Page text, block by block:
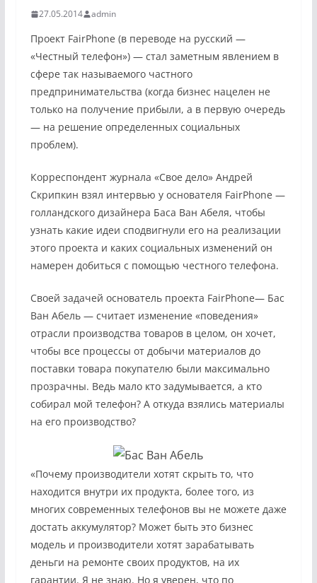
27.05.2014 admin
Проект FairPhone (в переводе на русский —
«Честный телефон») — стал заметным явлением в
сфере так называемого частного
предпринимательства (когда бизнес нацелен не
только на получение прибыли, а в первую очередь
— на решение определенных социальных
проблем).
Корреспондент журнала «Свое дело» Андрей
Скрипкин взял интервью у основателя FairPhone —
голландского дизайнера Баса Ван Абеля, чтобы
узнать какие идеи сподвигнули его на реализации
этого проекта и каких социальных изменений он
намерен добиться с помощью честного телефона.
Своей задачей основатель проекта FairPhone— Бас
Ван Абель — считает изменение «поведения»
отрасли производства товаров в целом, он хочет,
чтобы все процессы от добычи материалов до
поставки товара покупателю были максимально
прозрачны. Ведь мало кто задумывается, а кто
собирал мой телефон? А откуда взялись материалы
на его производство?
«Почему производители хотят скрыть то, что
находится внутри их продукта, более того, из
многих современных телефонов вы не можете даже
достать аккумулятор? Может быть это бизнес
модель и производители хотят зарабатывать
деньги на ремонте своих продуктов, на их
гарантии. Я не знаю. Но я уверен, что по